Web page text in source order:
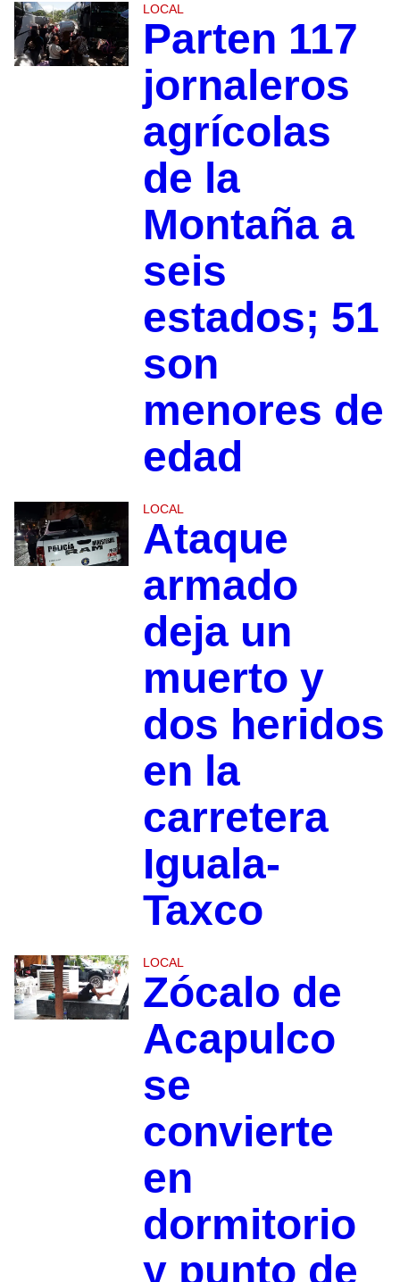
LOCAL
Parten 117
jornaleros
agrícolas
de la
Montaña a
seis
estados; 51
son
menores de
edad
LOCAL
Ataque
armado
deja un
muerto y
dos heridos
en la
carretera
Iguala-
Taxco
LOCAL
Zócalo de
Acapulco
se
convierte
en
dormitorio
y punto de